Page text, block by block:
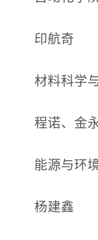
印航奇
材料科学
程诺、金
能源与环
杨建鑫